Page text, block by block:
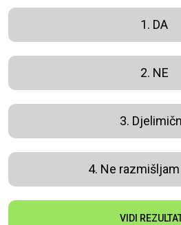
1. DA
2. NE
3.
4. Ne
VIDI